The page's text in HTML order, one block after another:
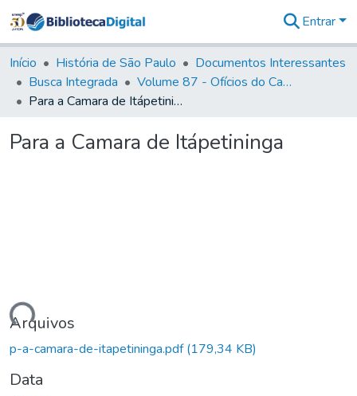
&
Coleções
Tudo na
Biblioteca
Estatísticas
Entrar
Início História de São Paulo
Documentos Interessantes
Busca Integrada
Volume 87 - Ofícios do Capitão General Antonio Manoel de Melo Castro e Mendonça (1797- 1801)
Para a Camara de Itápetininga
Para a Camara de Itápetininga
Arquivos
p-a-camara-de-itapetininga.pdf(179,34 KB)
Data